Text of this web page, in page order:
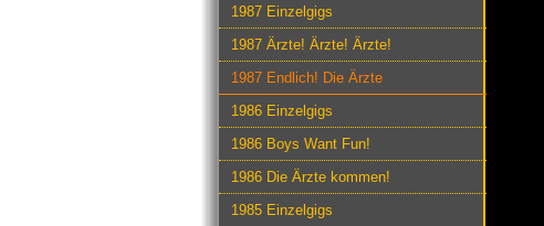
1987 Einzelgigs
1987 Ärzte! Ärzte! Ärzte!
1987 Endlich! Die Ärzte
1986 Einzelgigs
1986 Boys Want Fun!
1986 Die Ärzte kommen!
1985 Einzelgigs